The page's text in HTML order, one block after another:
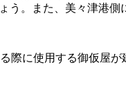
う。また、美々津港
際に使用する御仮屋が